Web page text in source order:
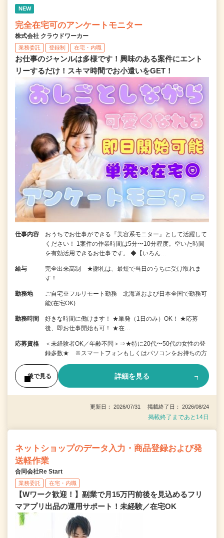
NEW
完全在宅可のアンケートモニター
株式会社 クラウドワーカー
業務委託 登録制 在宅・内職
お仕事のジャンルは多様です！興味のある案件にエント
リーするだけ！スキマ時間でお小遣いをGET！
仕事内容
おうちでお仕事ができる『美容系モニター』として活躍して
ください！ 1案件の作業時間は5分〜10分程度。空いた時間
を有効活用できるお仕事です。 ◆【いろん…
給与
完全出来高制 ★謝礼は、最短で当日のうちに受け取れま
す！
勤務地
ご自宅※フルリモート勤務 北海道および日本全国で勤務可
能(在宅OK)
勤務時間
好きな時間に働けます！ ★単発（1日のみ）OK！ ★応募
後、即お仕事開始も可！ ★在…
応募資格
＜未経験者OK／年齢不問＞⇒★特に20代〜50代の女性の登
録多数★ ※スマートフォンもしくはパソコンをお持ちの方
後で見る 詳細を見る
更新日： 2026/07/31 掲載終了日： 2026/08/24
掲載終了まであと14日
ネットショップのデータ入力・商品登録および発
送軽作業
合同会社Re Start
業務委託 在宅・内職
【Wワーク歓迎！】副業で月15万円前後を見込めるフリ
マアプリ出品の運用サポート！未経験／在宅OK